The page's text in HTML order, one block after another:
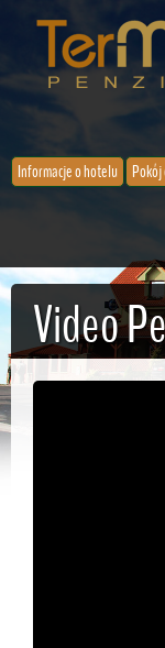
Informacje o hotelu
Video